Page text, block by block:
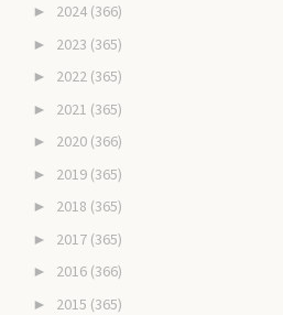
► 2024 (366)
► 2023 (365)
► 2022 (365)
► 2021 (365)
► 2020 (366)
► 2019 (365)
► 2018 (365)
► 2017 (365)
► 2016 (366)
► 2015 (365)